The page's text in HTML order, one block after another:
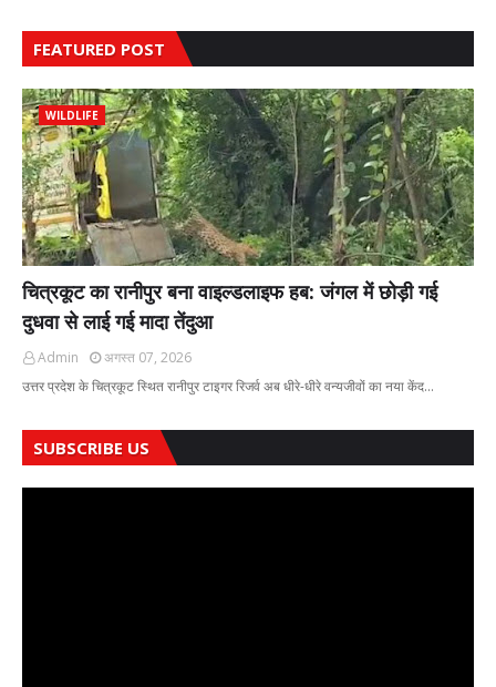
FEATURED POST
WILDLIFE
चित्रकूट का रानीपुर बना वाइल्डलाइफ हब: जंगल में छोड़ी गई
दुधवा से लाई गई मादा तेंदुआ
Admin
अगस्त 07, 2026
उत्तर प्रदेश के चित्रकूट स्थित रानीपुर टाइगर रिजर्व अब धीरे-धीरे वन्यजीवों का नया केंद…
SUBSCRIBE US